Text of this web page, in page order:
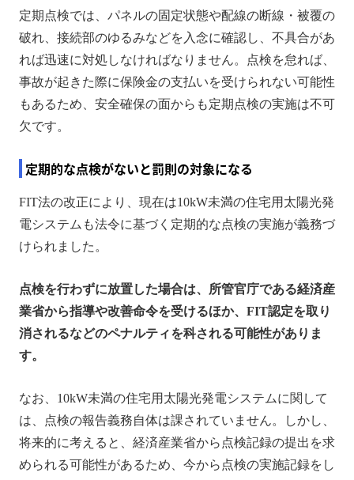
定期点検では、パネルの固定状態や配線の断線・被覆の
破れ、接続部のゆるみなどを入念に確認し、不具合があ
れば迅速に対処しなければなりません。点検を怠れば、
事故が起きた際に保険金の支払いを受けられない可能性
もあるため、安全確保の面からも定期点検の実施は不可
欠です。
定期的な点検がないと罰則の対象になる
FIT法の改正により、現在は10kW未満の住宅用太陽光発
電システムも法令に基づく定期的な点検の実施が義務づ
けられました。
点検を行わずに放置した場合は、所管官庁である経済産
業省から指導や改善命令を受けるほか、FIT認定を取り
消されるなどのペナルティを科される可能性がありま
す。
なお、10kW未満の住宅用太陽光発電システムに関して
は、点検の報告義務自体は課されていません。しかし、
将来的に考えると、経済産業省から点検記録の提出を求
められる可能性があるため、今から点検の実施記録をし